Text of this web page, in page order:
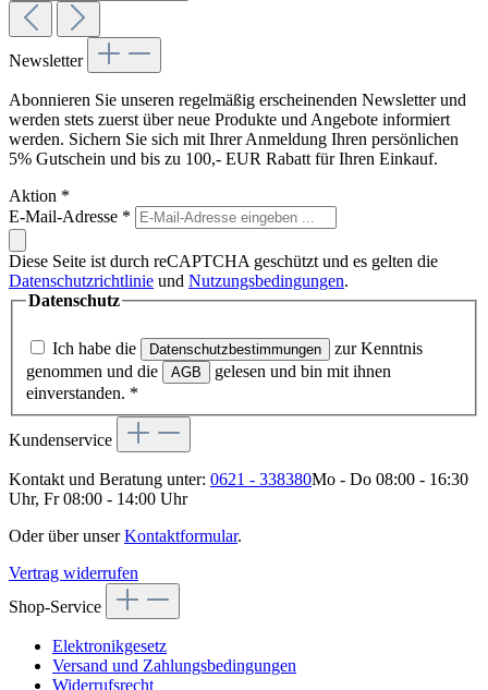
Newsletter
Abonnieren Sie unseren regelmäßig erscheinenden Newsletter und
werden stets zuerst über neue Produkte und Angebote informiert
werden. Sichern Sie sich mit Ihrer Anmeldung Ihren persönlichen
5% Gutschein und bis zu 100,- EUR Rabatt für Ihren Einkauf.
Aktion *
E-Mail-Adresse *
Diese Seite ist durch reCAPTCHA geschützt und es gelten die
Datenschutzrichtlinie und Nutzungsbedingungen.
Datenschutz
Ich habe die Datenschutzbestimmungen
zur Kenntnis
genommen und die
AGB
gelesen und bin mit ihnen
einverstanden. *
Kundenservice
Kontakt und Beratung unter: 0621 - 338380Mo - Do 08:00 - 16:30
Uhr, Fr 08:00 - 14:00 Uhr
Oder über unserKontaktformular.
Vertrag widerrufen
Shop-Service
Elektronikgesetz
Versand und Zahlungsbedingungen
Widerrufsrecht